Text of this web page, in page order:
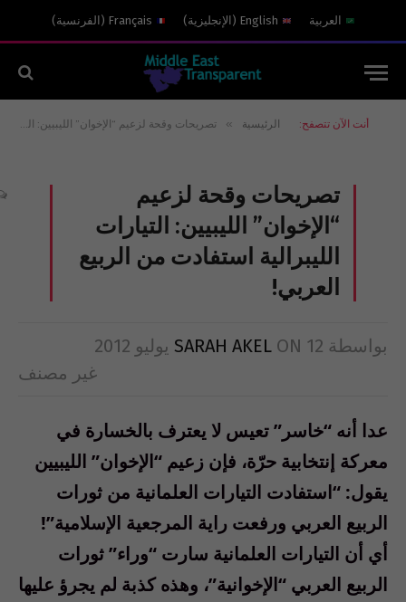
العربية English
( الإنجليزية)
Français
( الفرنسية)
أنت الآن تتصفح: الرئيسية » تصريحات وقحة لزعيم “الإخوان” الليبيين: التيارات الليبرالية استفادت من الربيع العربي!
تصريحات وقحة لزعيم
“الإخوان” الليبيين: التيارات
الليبرالية استفادت من الربيع
العربي!
بواسطة SARAH AKEL ON 12 يوليو 2012
غير مصنف
عدا أنه “خاسر” تعيس لا يعترف بالخسارة في
معركة إنتخابية حرّة، فإن زعيم “الإخوان” الليبيين
يقول: “استفادت التيارات العلمانية من ثورات
الربيع العربي ورفعت راية المرجعية الإسلامية”!
أي أن التيارات العلمانية سارت “وراء” ثورات
الربيع العربي “الإخوانية”، وهذه كذبة لم يجرؤ عليها